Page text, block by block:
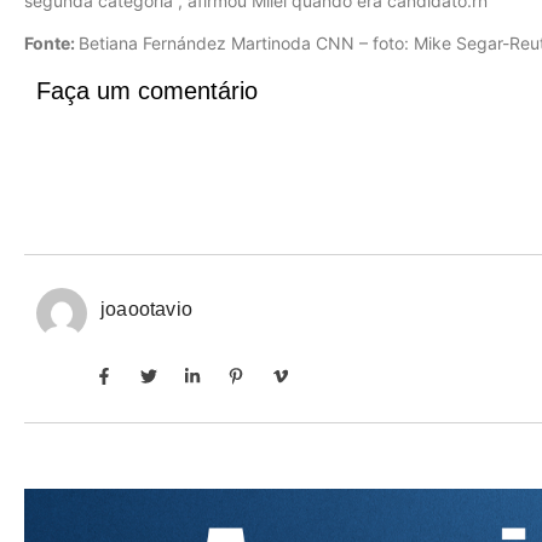
Fonte: Betiana Fernández Martinoda CNN – foto: Mike Segar-
Faça um comentário
joaootavio